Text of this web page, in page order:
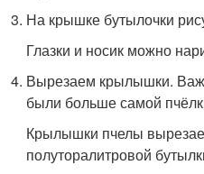
На крышке бутылочки
Глазки и носик можно
Вырезаем крылышки.
были больше самой
Крылышки пчелы
полуторалитровой